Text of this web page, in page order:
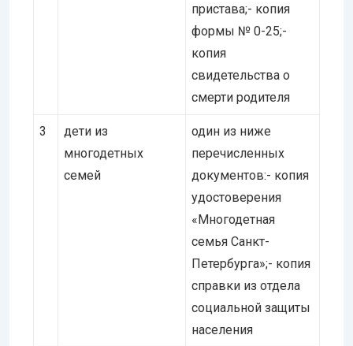
пристава;- копия
формы № 0-25;-
копия
свидетельства о
смерти родителя
3
дети из
многодетных
семей
один из ниже
перечисленных
документов:- копия
удостоверения
«Многодетная
семья Санкт-
Петербурга»;- копия
справки из отдела
социальной защиты
населения